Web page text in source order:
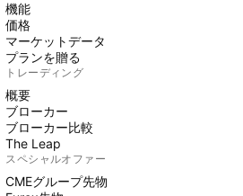
機能
価格
マーケットデータ
プランを贈る
トレーディング
概要
ブローカー
ブローカー比較
The Leap
スペシャルオファー
CMEグループ先物